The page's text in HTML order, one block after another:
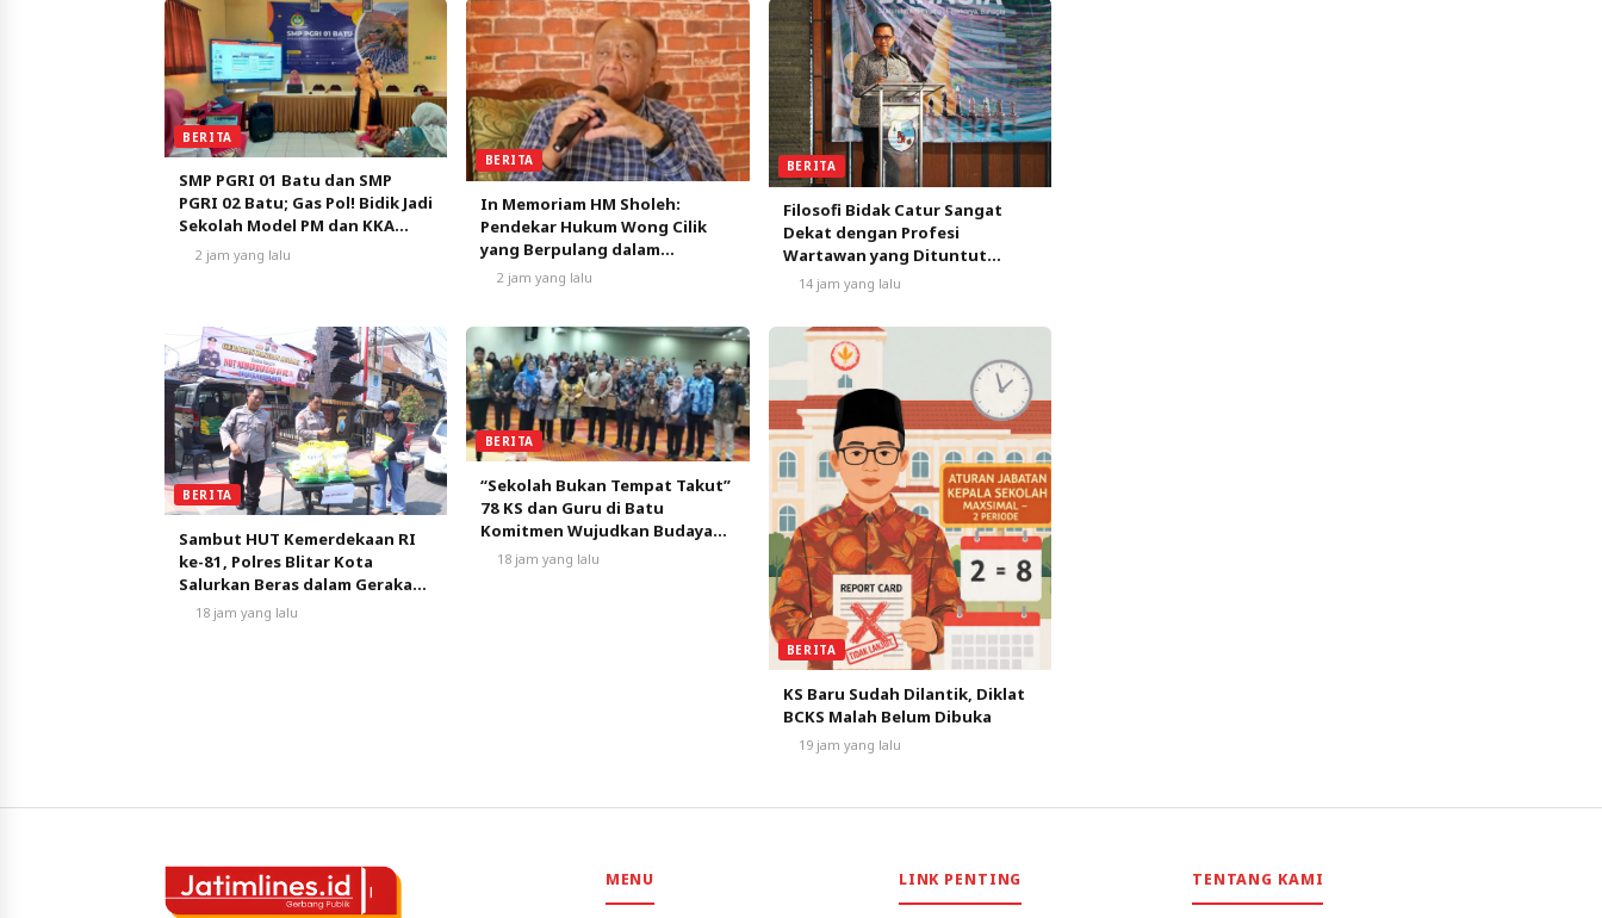
BERITA
SMP PGRI 01 Batu dan SMP
PGRI 02 Batu; Gas Pol! Bidik Jadi
Sekolah Model PM dan KKA
Pertama di Kota Batu
2 jam yang lalu
BERITA
In Memoriam HM Sholeh:
Pendekar Hukum Wong Cilik
yang Berpulang dalam
Ketulusan
2 jam yang lalu
BERITA
Filosofi Bidak Catur Sangat
Dekat dengan Profesi
Wartawan yang Dituntut
Berpikir Kritis
14 jam yang lalu
BERITA
Sambut HUT Kemerdekaan RI
ke-81, Polres Blitar Kota
Salurkan Beras dalam Gerakan
Pangan Murah
18 jam yang lalu
BERITA
“Sekolah Bukan Tempat Takut”
78 KS dan Guru di Batu
Komitmen Wujudkan Budaya
Aman dan Nyaman
18 jam yang lalu
BERITA
KS Baru Sudah Dilantik, Diklat
BCKS Malah Belum Dibuka
19 jam yang lalu
MENU LINK PENTING TENTANG KAMI